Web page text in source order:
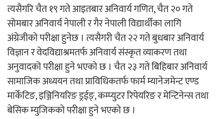
त्यसैगरि चैत १९ गते आइतबार अनिवार्य गणित, चैत २० गते
सोमबार अनिवार्य नेपाली र गैर नेपाली विद्यार्थीका लागि
अंग्रेजीको परीक्षा हुनेछ । त्यसैगरी चैत २२ गते बुधबार अनिवार्य
विज्ञान र वेदविद्याश्रमतर्फ अनिवार्य संस्कृत व्याकरण तथा
अनुवादको परीक्षा हुने भएको छ । चैत २३ गते बिहिबार अनिवार्य
सामाजिक अध्ययन तथा प्राविधिकतर्फ फार्म म्यानेजमेन्ट एण्ड
मार्केटिङ, इञ्जिनियरिङ ड्रईङ्, कम्प्युटर रिपेयरिङ र मेन्टिनेन्स तथा
बेसिक म्युजिकको परीक्षा हुने भएको छ ।